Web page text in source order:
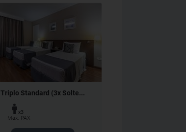
Triplo Standard (3x Solte...
x3
Max. PAX